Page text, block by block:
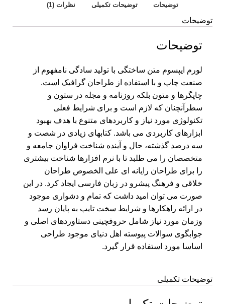
توضیحات توضیحات تکمیلی نظرات (1)
توضیحات
توضیحات
لورم ایپسوم متن ساختگی با تولید سادگی نامفهوم از
صنعت چاپ و با استفاده از طراحان گرافیک است.
چاپگرها و متون بلکه روزنامه و مجله در ستون و
سطرآنچنان که لازم است و برای شرایط فعلی
تکنولوژی مورد نیاز و کاربردهای متنوع با هدف بهبود
ابزارهای کاربردی می باشد. کتابهای زیادی در شصت و
سه درصد گذشته، حال و آینده شناخت فراوان جامعه و
متخصصان را می طلبد تا با نرم افزارها شناخت بیشتری
را برای طراحان رایانه ای علی الخصوص طراحان
خلاقی و فرهنگ پیشرو در زبان فارسی ایجاد کرد. در این
صورت می توان امید داشت که تمام و دشواری موجود
در ارائه راهکارها و شرایط سخت تایپ به پایان رسد
وزمان مورد نیاز شامل حروفچینی دستاوردهای اصلی و
جوابگوی سوالات پیوسته اهل دنیای موجود طراحی
اساسا مورد استفاده قرار گیرد.
توضیحات تکمیلی